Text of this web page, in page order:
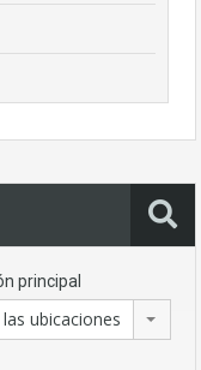
principal
ubicaciones